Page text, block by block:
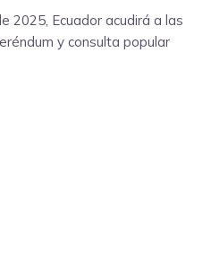
2025, Ecuador acudirá a las
y consulta popular